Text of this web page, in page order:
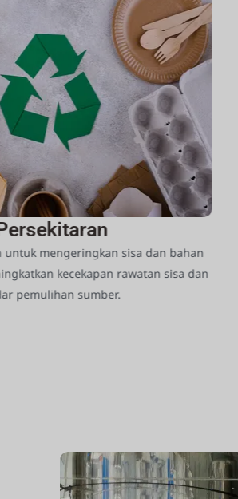
untuk mengeringkan sisa dan bahan
kecekapan rawatan sisa dan
pemulihan sumber.